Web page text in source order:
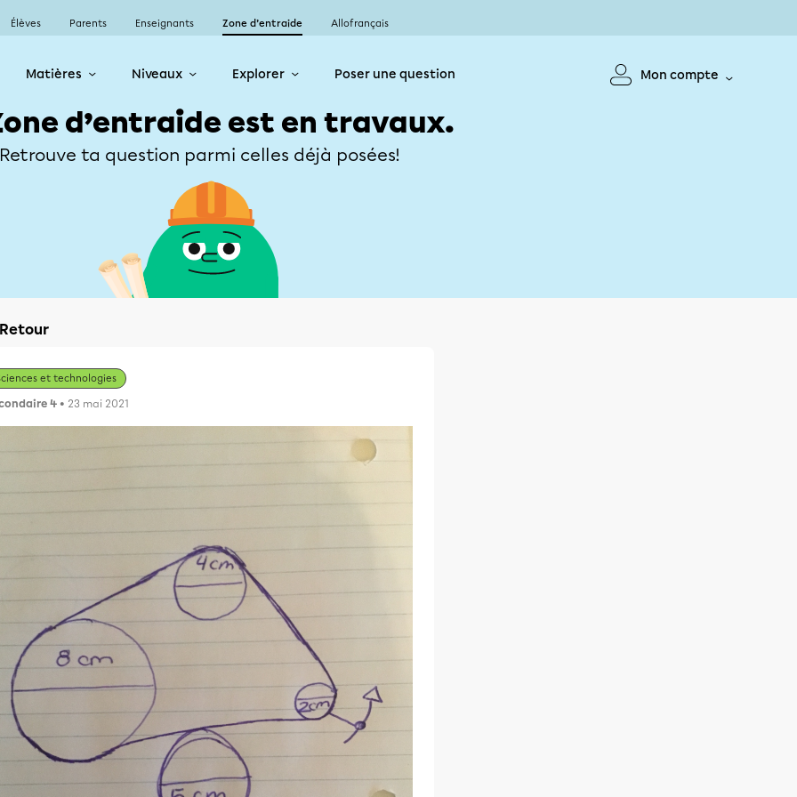
Élèves Parents Enseignants Zone d’entraide Allofrançais
Matières Niveaux Explorer Poser une question Mon compte
d’entraide est en travaux.
ta question parmi celles déjà posées!
Retour
et technologies
4 • 23 mai 2021